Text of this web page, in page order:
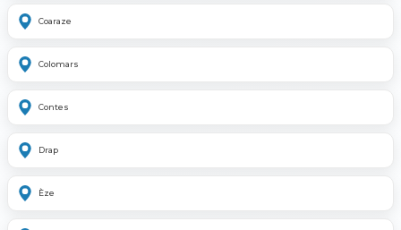
Coaraze
Colomars
Contes
Drap
Èze